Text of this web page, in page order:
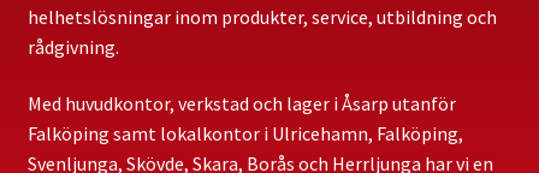
Brandskyddsutbildning
Första Hjälpen och HLR
helhetslösningar inom produkter, service, utbildning och
rådgivning.
Med huvudkontor, verkstad och lager i Åsarp utanför
Falköping samt lokalkontor i Ulricehamn, Falköping,
Svenljunga, Skövde, Skara, Borås och Herrljunga har vi en